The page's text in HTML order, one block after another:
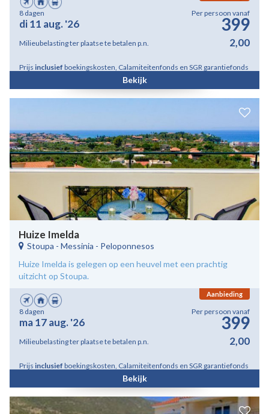
8 dagen
di 11 aug. '26
Per persoon vanaf
399
Milieubelasting ter plaatse te betalen p.n. 2,00
Prijs inclusief boekingskosten, Calamiteitenfonds en SGR garantiefonds
Bekijk
Huize Imelda
Stoupa - Messinia - Peloponnesos
Huize Imelda is gelegen op een heuvel met een prachtig
uitzicht op Stoupa.
Aanbieding
8 dagen
ma 17 aug. '26
Per persoon vanaf
399
Milieubelasting ter plaatse te betalen p.n. 2,00
Prijs inclusief boekingskosten, Calamiteitenfonds en SGR garantiefonds
Bekijk